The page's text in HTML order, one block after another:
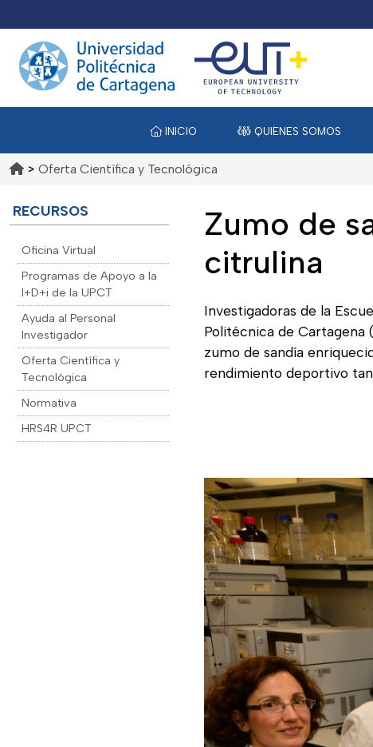
INICIO QUIENES SOMOS
> Oferta Científica y Tecnológica
RECURSOS
Oficina Virtual
Programas de Apoyo a la
I+D+i de la UPCT
Ayuda al Personal
Investigador
Oferta Científica y
Tecnológica
Normativa
HRS4R UPCT
Zumo de
citrulina
Investigadoras de la
Politécnica de
zumo de sandía
rendimiento deportivo